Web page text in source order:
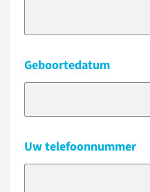
Geboortedatum
Uw telefoonnummer